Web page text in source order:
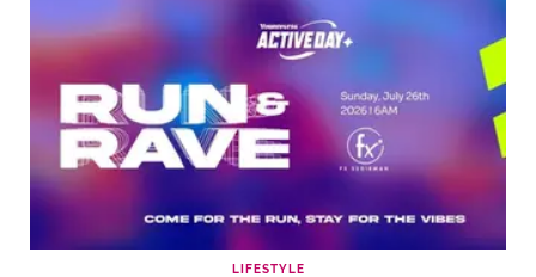
LIFESTYLE